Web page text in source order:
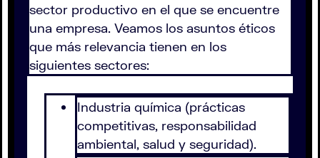
sector productivo en el que se encuentre
una empresa. Veamos los asuntos éticos
que más relevancia tienen en los
siguientes sectores:
Industria química (prácticas
competitivas, responsabilidad
ambiental, salud y seguridad).